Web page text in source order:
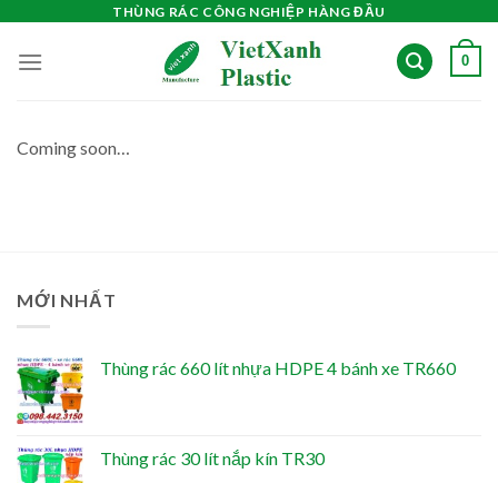
content
THÙNG RÁC CÔNG NGHIỆP HÀNG ĐẦU
0
Coming soon…
MỚI NHẤT
Thùng rác 660 lít nhựa HDPE 4 bánh xe TR660
Thùng rác 30 lít nắp kín TR30